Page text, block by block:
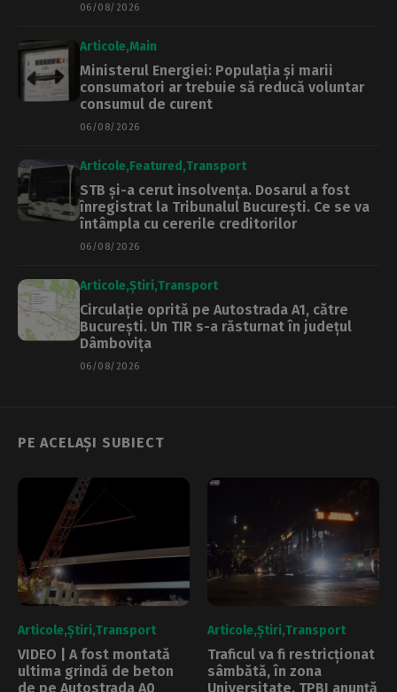
06/08/2026
Articole Main
Ministerul Energiei: Populația și marii
consumatori ar trebuie să reducă voluntar
consumul de curent
06/08/2026
Articole Featured Transport
STB și-a cerut insolvența. Dosarul a fost
înregistrat la Tribunalul București. Ce se va
întâmpla cu cererile creditorilor
06/08/2026
Articole Știri Transport
Circulație oprită pe Autostrada A1, către
București. Un TIR s-a răsturnat în județul
Dâmbovița
06/08/2026
PE ACELAȘI SUBIECT
Articole Știri Transport
VIDEO | A fost montată
ultima grindă de beton
de pe Autostrada A0
Articole Știri Transport
Traficul va fi restricționat
sâmbătă, în zona
Universitate. TPBI anunță